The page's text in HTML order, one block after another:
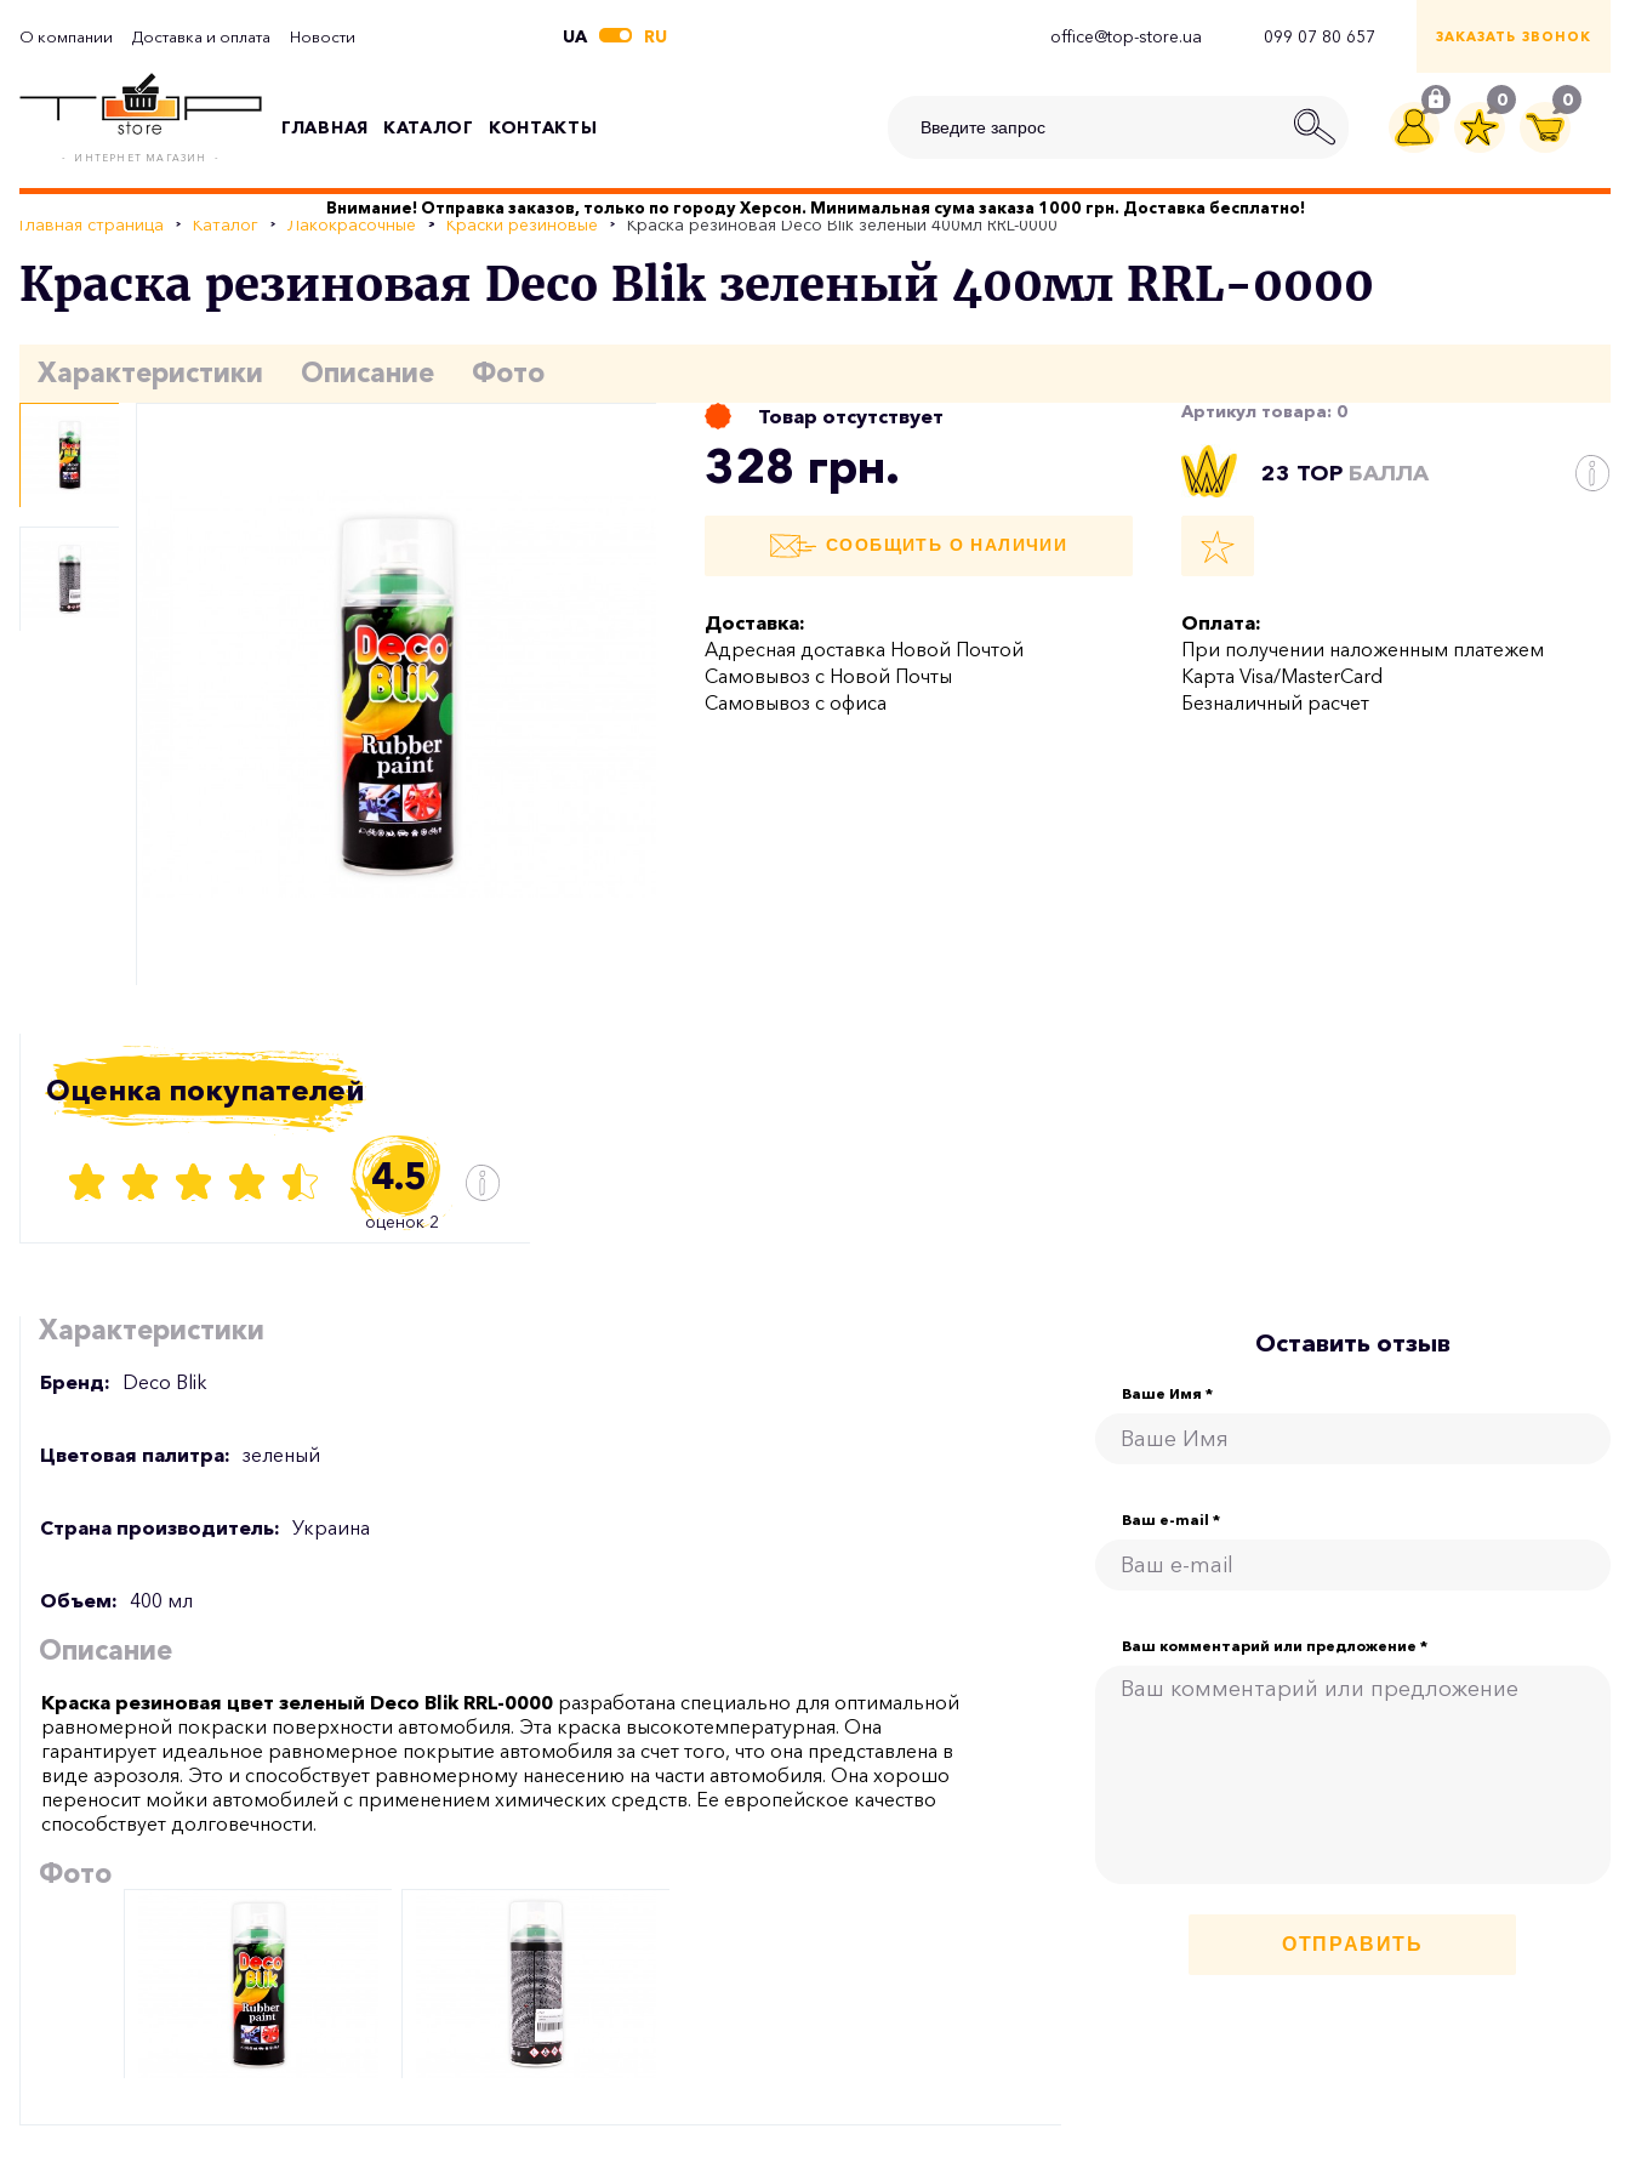
О компании Доставка и оплата Новости UA RU office@top-store.ua 099 07 80 657 ЗАКАЗАТЬ ЗВОНОК
- ИНТЕРНЕТ МАГАЗИН -
ГЛАВНАЯ КАТАЛОГ КОНТАКТЫ
0 0
Внимание! Отправка заказов, только по городу Херсон. Минимальная сума заказа 1000 грн. Доставка бесплатно!
Главная страница Каталог Лакокрасочные Краски резиновые Краска резиновая Deco Blik зеленый 400мл RRL-0000
Краска резиновая Deco Blik зеленый 400мл RRL-0000
Характеристики Описание Фото
Товар отсутствует Артикул товара: 0
328 грн. 23 TOP БАЛЛА
СООБЩИТЬ О НАЛИЧИИ
Доставка:
Адресная доставка Новой Почтой
Самовывоз с Новой Почты
Самовывоз с офиса
Оплата:
При получении наложенным платежем
Карта Visa/MasterCard
Безналичный расчет
Оценка покупателей
4.5
оценок 2
Характеристики
Бренд: Deco Blik
Цветовая палитра: зеленый
Страна производитель: Украина
Объем: 400 мл
Описание
Краска резиновая цвет зеленый Deco Blik RRL-0000 разработана специально для оптимальной
равномерной покраски поверхности автомобиля. Эта краска высокотемпературная. Она
гарантирует идеальное равномерное покрытие автомобиля за счет того, что она представлена в
виде аэрозоля. Это и способствует равномерному нанесению на части автомобиля. Она хорошо
переносит мойки автомобилей с применением химических средств. Ее европейское качество
способствует долговечности.
Фото
Оставить отзыв
Ваше Имя *
Ваш e-mail *
Ваш комментарий или предложение *
ОТПРАВИТЬ